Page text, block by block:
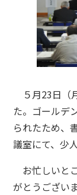
５月23日（
た。ゴールデ
られたため、
議室にて、少
お忙しいと
がとうござい